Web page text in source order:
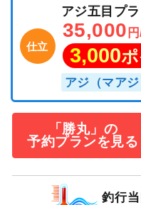
仕立
アジ五目プ
35,000
3,000
アジ（マアジ
「勝丸」の
予約プランを見る
釣行